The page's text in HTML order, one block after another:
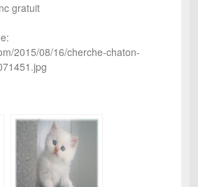
gratuit
2015/08/16/cherche-chaton-